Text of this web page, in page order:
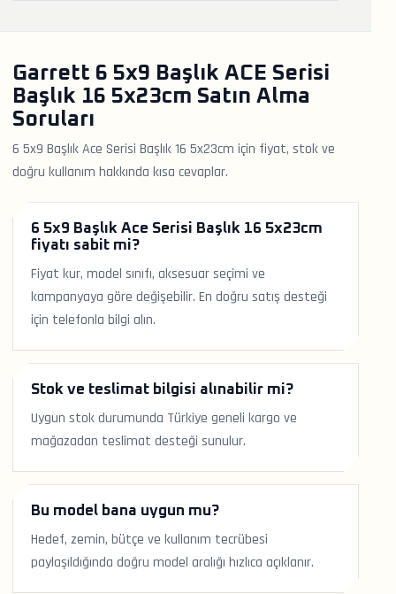
Garrett 6 5x9 Başlık ACE Serisi
Başlık 16 5x23cm Satın Alma
Soruları
6 5x9 Başlık Ace Serisi Başlık 16 5x23cm için fiyat, stok ve
doğru kullanım hakkında kısa cevaplar.
6 5x9 Başlık Ace Serisi Başlık 16 5x23cm
fiyatı sabit mi?
Fiyat kur, model sınıfı, aksesuar seçimi ve
kampanyaya göre değişebilir. En doğru satış desteği
için telefonla bilgi alın.
Stok ve teslimat bilgisi alınabilir mi?
Uygun stok durumunda Türkiye geneli kargo ve
mağazadan teslimat desteği sunulur.
Bu model bana uygun mu?
Hedef, zemin, bütçe ve kullanım tecrübesi
paylaşıldığında doğru model aralığı hızlıca açıklanır.